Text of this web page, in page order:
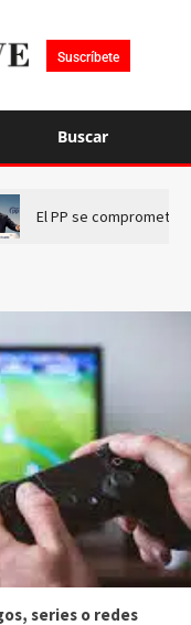
Suscríbete
Buscar
El PP se compromete
series o redes